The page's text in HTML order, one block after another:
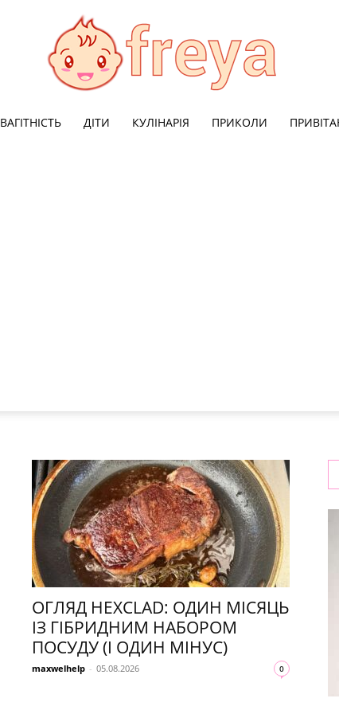
та
ВАГІТНІСТЬ ДІТИ КУЛІНАРІЯ ПРИКОЛИ
ОГЛЯД HEXCLAD: ОДИН МІСЯЦЬ
ІЗ ГІБРИДНИМ НАБОРОМ
ПОСУДУ (І ОДИН МІНУС)
maxwelhelp - 05.08.2026 0